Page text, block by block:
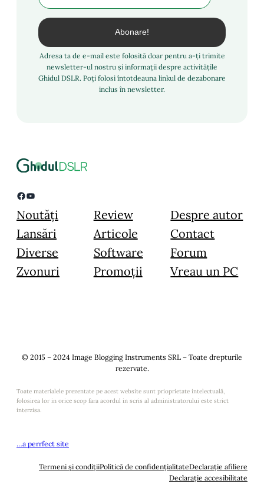
Adresa ta de e-mail este folosită doar pentru a-ți trimite
newsletter-ul nostru și informații despre activitățile
Ghidul DSLR. Poți folosi întotdeauna linkul de dezabonare
inclus în newsletter.
Facebook YouTube
Noutăți
Lansări
Diverse
Zvonuri
Review
Articole
Software
Promoții
Despre autor
Contact
Forum
Vreau un PC
© 2015 – 2024 Image Blogging Instruments SRL – Toate drepturile
rezervate.
Toate materialele prezentate pe acest website sunt prioprietate intelectuală,
folosirea lor in orice scop fara acordul in scris al administratorului este strict
interzisa.
…a perrfect site
Termeni și condițiiPolitică de confidențialitateDeclarație afiliere
Declarație accesibilitate